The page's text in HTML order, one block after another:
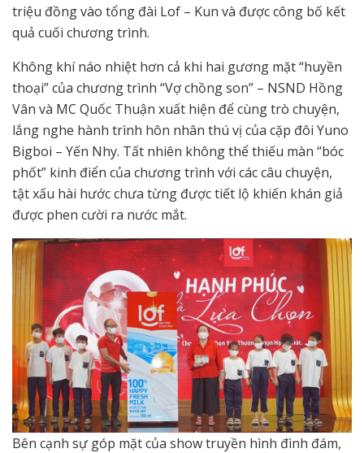
triệu đồng vào tổng đài Lof – Kun và được công bố kết
quả cuối chương trình.
Không khí náo nhiệt hơn cả khi hai gương mặt “huyền
thoại” của chương trình “Vợ chồng son” – NSND Hồng
Vân và MC Quốc Thuận xuất hiện để cùng trò chuyện,
lắng nghe hành trình hôn nhân thú vị của cặp đôi Yuno
Bigboi – Yến Nhy. Tất nhiên không thể thiếu màn “bóc
phốt” kinh điển của chương trình với các câu chuyện,
tật xấu hài hước chưa từng được tiết lộ khiến khán giả
được phen cười ra nước mắt.
Bên cạnh sự góp mặt của show truyền hình đình đám,